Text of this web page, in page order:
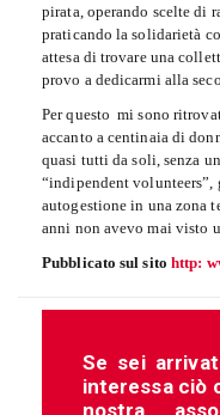
pirata, operando scelte di
praticando la solidarietà
attesa di trovare una
provo a dedicarmi alla
Per questo mi sono
accanto a centinaia di
quasi tutti da soli, senza
“indipendent volunteers”,
autogestione in una zona
anni non avevo mai visto
Pubblicato sul sito http:
Se sei
interessa ciò